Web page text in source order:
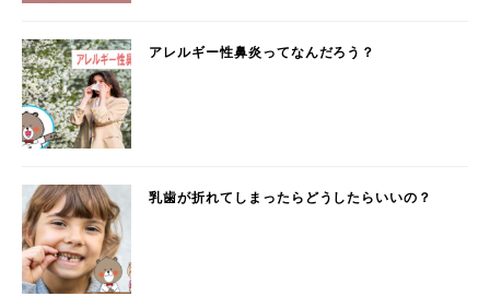
アレルギー性鼻炎ってなんだろう？
乳歯が折れてしまったらどうしたらいいの？